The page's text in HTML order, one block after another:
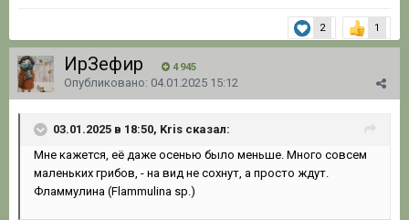
2 1
ИрЗефир 4 945
Опубликовано: 04.01.2025 15:12
03.01.2025 в 18:50, Kris сказал:
Мне кажется, её даже осенью было меньше. Много совсем
маленьких грибов, - на вид не сохнут, а просто ждут.
Фламмулина (Flammulina sp.)